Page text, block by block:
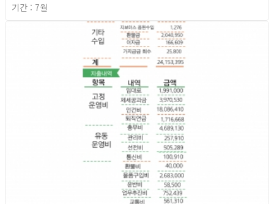
기간 : 7월